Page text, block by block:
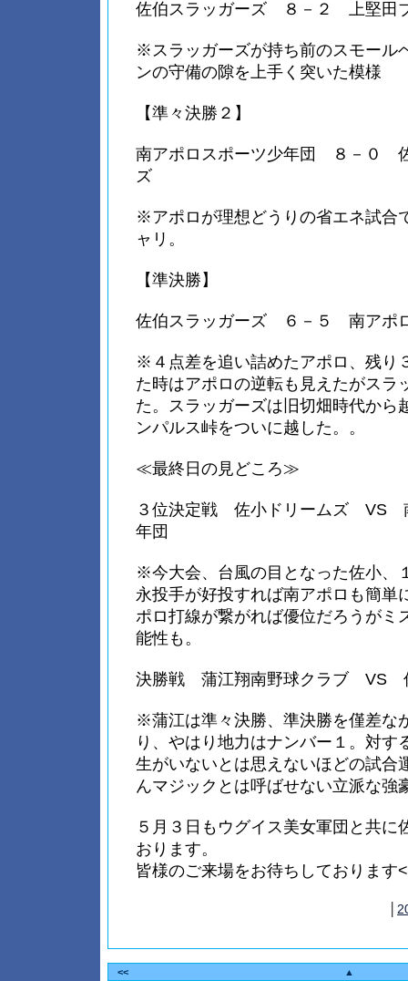
佐伯スラッガーズ ８－２ 上堅田
※スラッガーズが持ち前のスモール
ンの守備の隙を上手く突いた模様
【準々決勝２】
南アポロスポーツ少年団 ８－０
ズ
※アポロが理想どうりの省エネ試合
ャリ。
【準決勝】
佐伯スラッガーズ ６－５ 南アポ
※４点差を追い詰めたアポロ、残り
た時はアポロの逆転も見えたがスラ
た。スラッガーズは旧切畑時代から
ンパルス峠をついに越した。。
≪最終日の見どころ≫
３位決定戦 佐小ドリームズ VS
年団
※今大会、台風の目となった佐小、
永投手が好投すれば南アポロも簡単
ポロ打線が繋がれば優位だろうがミ
能性も。
決勝戦 蒲江翔南野球クラブ VS
※蒲江は準々決勝、準決勝を僅差な
り、やはり地力はナンバー１。対す
生がいないとは思えないほどの試合
んマジックとは呼ばせない立派な強
５月３日もウグイス美女軍団と共に
おります。
皆様のご来場をお待ちしております
<< ▲